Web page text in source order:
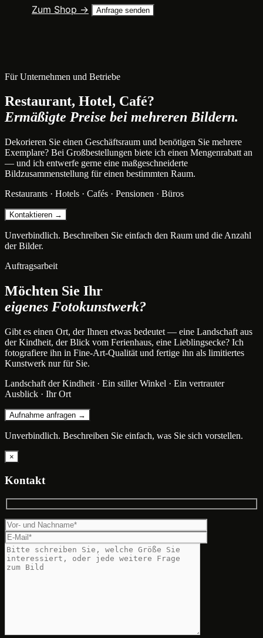
Zum Shop → Anfrage senden
Für Unternehmen und Betriebe
Restaurant, Hotel, Café?
Ermäßigte Preise bei mehreren Bildern.
Dekorieren Sie einen Geschäftsraum und benötigen Sie mehrere
Exemplare? Bei Großbestellungen biete ich einen Mengenrabatt an
— und ich entwerfe gerne eine maßgeschneiderte
Bildzusammenstellung für einen bestimmten Raum.
Restaurants · Hotels · Cafés · Pensionen · Büros
Kontaktieren →
Unverbindlich. Beschreiben Sie einfach den Raum und die Anzahl
der Bilder.
Auftragsarbeit
Möchten Sie Ihr
eigenes Fotokunstwerk?
Gibt es einen Ort, der Ihnen etwas bedeutet — eine Landschaft aus
der Kindheit, der Blick vom Ferienhaus, eine Lieblingsecke? Ich
fotografiere ihn in Fine-Art-Qualität und fertige ihn als limitiertes
Kunstwerk nur für Sie.
Landschaft der Kindheit · Ein stiller Winkel · Ein vertrauter
Ausblick · Ihr Ort
Aufnahme anfragen →
Unverbindlich. Beschreiben Sie einfach, was Sie sich vorstellen.
×
Kontakt